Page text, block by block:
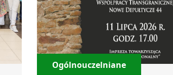
Ogólnouczelniane